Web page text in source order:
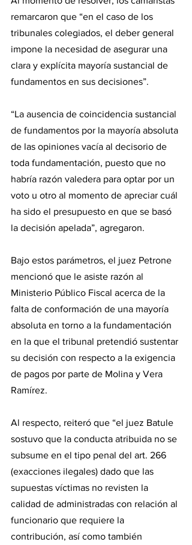
remarcaron que “en el caso de los
tribunales colegiados, el deber general
impone la necesidad de asegurar una
clara y explícita mayoría sustancial de
fundamentos en sus decisiones”.
“La ausencia de coincidencia sustancial
de fundamentos por la mayoría absoluta
de las opiniones vacía al decisorio de
toda fundamentación, puesto que no
habría razón valedera para optar por un
voto u otro al momento de apreciar cuál
ha sido el presupuesto en que se basó
la decisión apelada”, agregaron.
Bajo estos parámetros, el juez Petrone
mencionó que le asiste razón al
Ministerio Público Fiscal acerca de la
falta de conformación de una mayoría
absoluta en torno a la fundamentación
en la que el tribunal pretendió sustentar
su decisión con respecto a la exigencia
de pagos por parte de Molina y Vera
Ramírez.
Al respecto, reiteró que “el juez Batule
sostuvo que la conducta atribuida no se
subsume en el tipo penal del art. 266
(exacciones ilegales) dado que las
supuestas víctimas no revisten la
calidad de administradas con relación al
funcionario que requiere la
contribución, así como también